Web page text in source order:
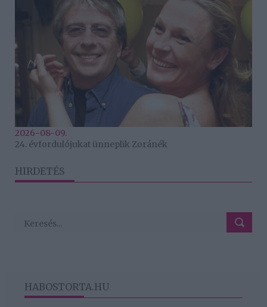
2026-08-09.
24. évfordulójukat ünneplik Zoránék
HIRDETÉS
HABOSTORTA.HU